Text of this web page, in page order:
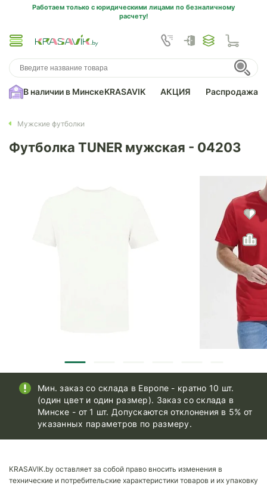
Работаем только с юридическими лицами по безналичному
расчету!
В наличии в МинскеKRASAVIK АКЦИЯ Распродажа
Мужские футболки
Футболка TUNER мужская - 04203
Мин. заказ со склада в Европе - кратно 10 шт.
(один цвет и один размер). Заказ со склада в
Минске - от 1 шт. Допускаются отклонения в 5% от
указанных параметров по размеру.
KRASAVIK.by оставляет за собой право вносить изменения в
технические и потребительские характеристики товаров и их упаковку